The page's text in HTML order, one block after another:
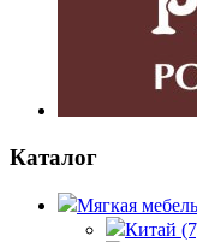
Каталог
Мягкая мебель
Китай